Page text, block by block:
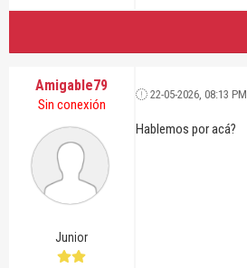
Amigable79
Sin conexión
Junior
22-05-2026, 08:13 PM
Hablemos por acá?